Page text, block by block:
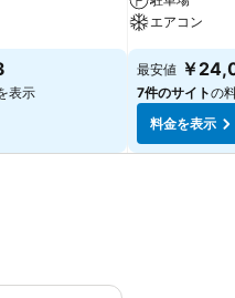
表示
エアコン
最安値 ￥
7件のサイトの
料金を表示